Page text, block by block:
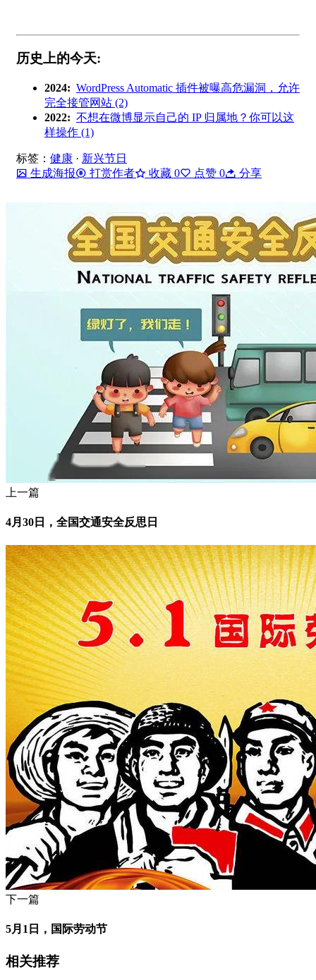
历史上的今天:
2024: WordPress Automatic 插件被曝高危漏洞，允许
完全接管网站 (2)
2022: 不想在微博显示自己的 IP 归属地？你可以这
样操作 (1)
标签： 健康 · 新兴节日
生成海报
打赏作者 收藏 0 点赞 0 分享
上一篇
4月30日，全国交通安全反思日
下一篇
5月1日，国际劳动节
相关推荐